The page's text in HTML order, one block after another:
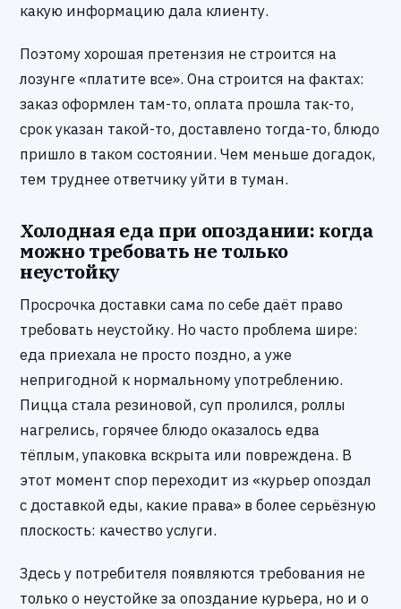
какую информацию дала клиенту.
Поэтому хорошая претензия не строится на
лозунге «платите все». Она строится на фактах:
заказ оформлен там-то, оплата прошла так-то,
срок указан такой-то, доставлено тогда-то, блюдо
пришло в таком состоянии. Чем меньше догадок,
тем труднее ответчику уйти в туман.
Холодная еда при опоздании: когда
можно требовать не только
неустойку
Просрочка доставки сама по себе даёт право
требовать неустойку. Но часто проблема шире:
еда приехала не просто поздно, а уже
непригодной к нормальному употреблению.
Пицца стала резиновой, суп пролился, роллы
нагрелись, горячее блюдо оказалось едва
тёплым, упаковка вскрыта или повреждена. В
этот момент спор переходит из «курьер опоздал
с доставкой еды, какие права» в более серьёзную
плоскость: качество услуги.
Здесь у потребителя появляются требования не
только о неустойке за опоздание курьера, но и о